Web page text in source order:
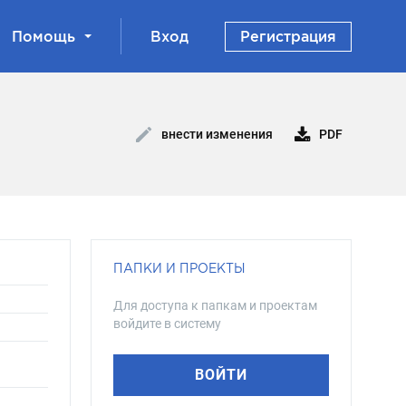
Помощь Вход Регистрация
внести изменения PDF
ПАПКИ И ПРОЕКТЫ
Для доступа к папкам и проектам
войдите в систему
ВОЙТИ